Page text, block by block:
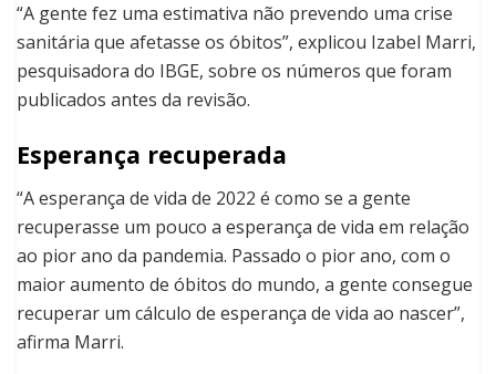
“A gente fez uma estimativa não prevendo uma crise
sanitária que afetasse os óbitos”, explicou Izabel Marri,
pesquisadora do IBGE, sobre os números que foram
publicados antes da revisão.
Esperança recuperada
“A esperança de vida de 2022 é como se a gente
recuperasse um pouco a esperança de vida em relação
ao pior ano da pandemia. Passado o pior ano, com o
maior aumento de óbitos do mundo, a gente consegue
recuperar um cálculo de esperança de vida ao nascer”,
afirma Marri.